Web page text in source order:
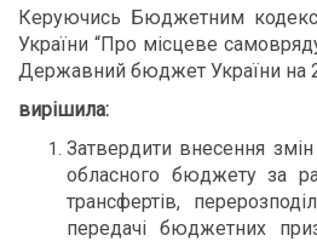
Керуючись Бюджетним
України “Про місцеве
Державний бюджет України на
вирішила:
Затвердити внесення
обласного бюджету за
трансфертів,
передачі бюджетних